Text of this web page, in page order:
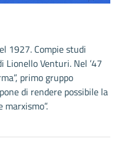
1927. Compie studi
Lionello Venturi. Nel ’47
primo gruppo
di rendere possibile la